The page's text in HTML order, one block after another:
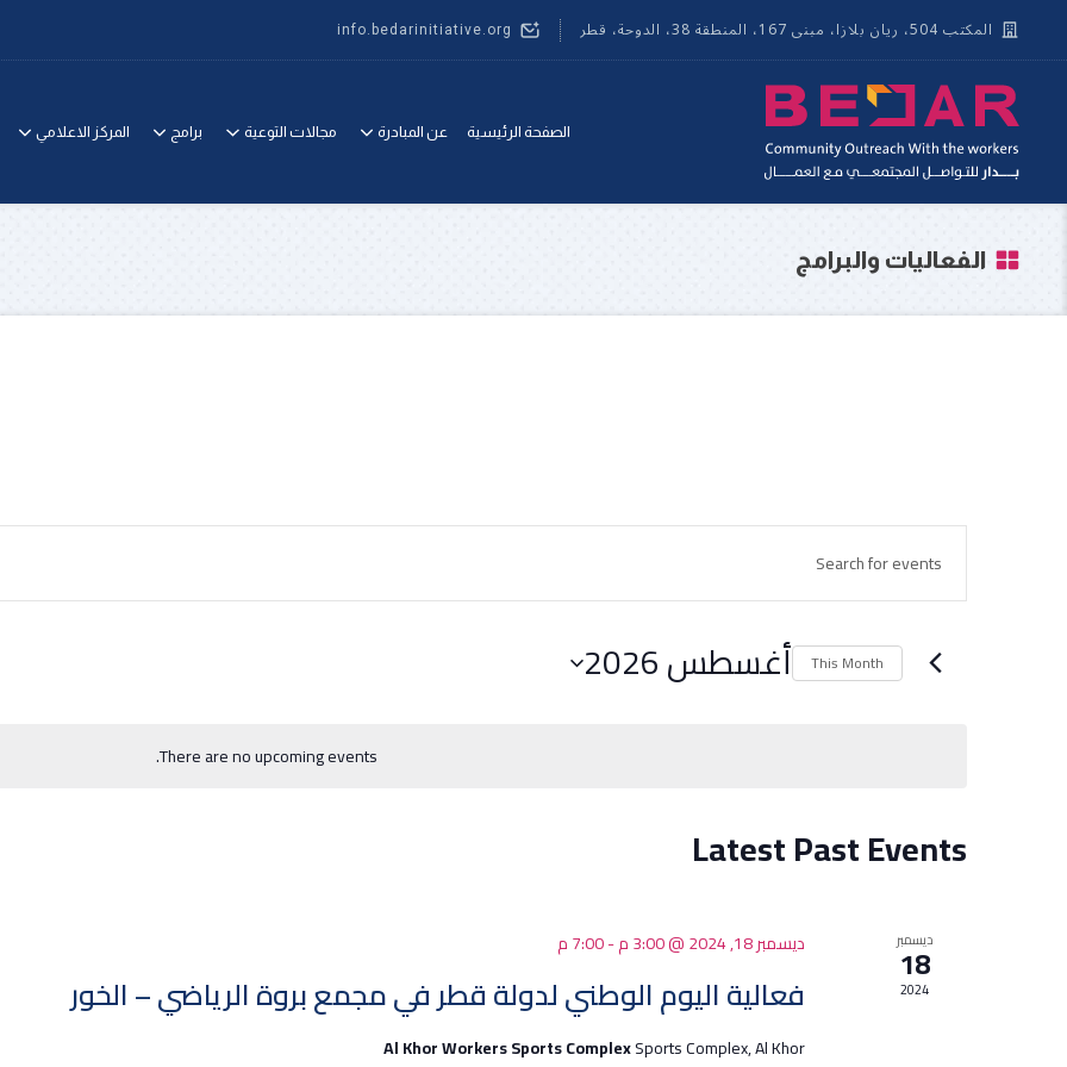
المكتب 504، ريان بلازا، مبنى 167، المنطقة 38، الدوحة، قطر info.bedarinitiative.org
الصفحة الرئيسية عن المبادرة مجالات التوعية برامج المركز الاعلامي
الفعاليات والبرامج
There are no upcoming events.
Search
Views
Enter
Search
Events
This Month أغسطس 2026
Calendar
Latest Past Events
ديسمبر
18
2024
ديسمبر 18, 2024 @ 3:00 م -7:00 م
فعالية اليوم الوطني لدولة قطر في مجمع بروة الرياضي – الخور
Al Khor Workers Sports ComplexSports Complex, Al Khor